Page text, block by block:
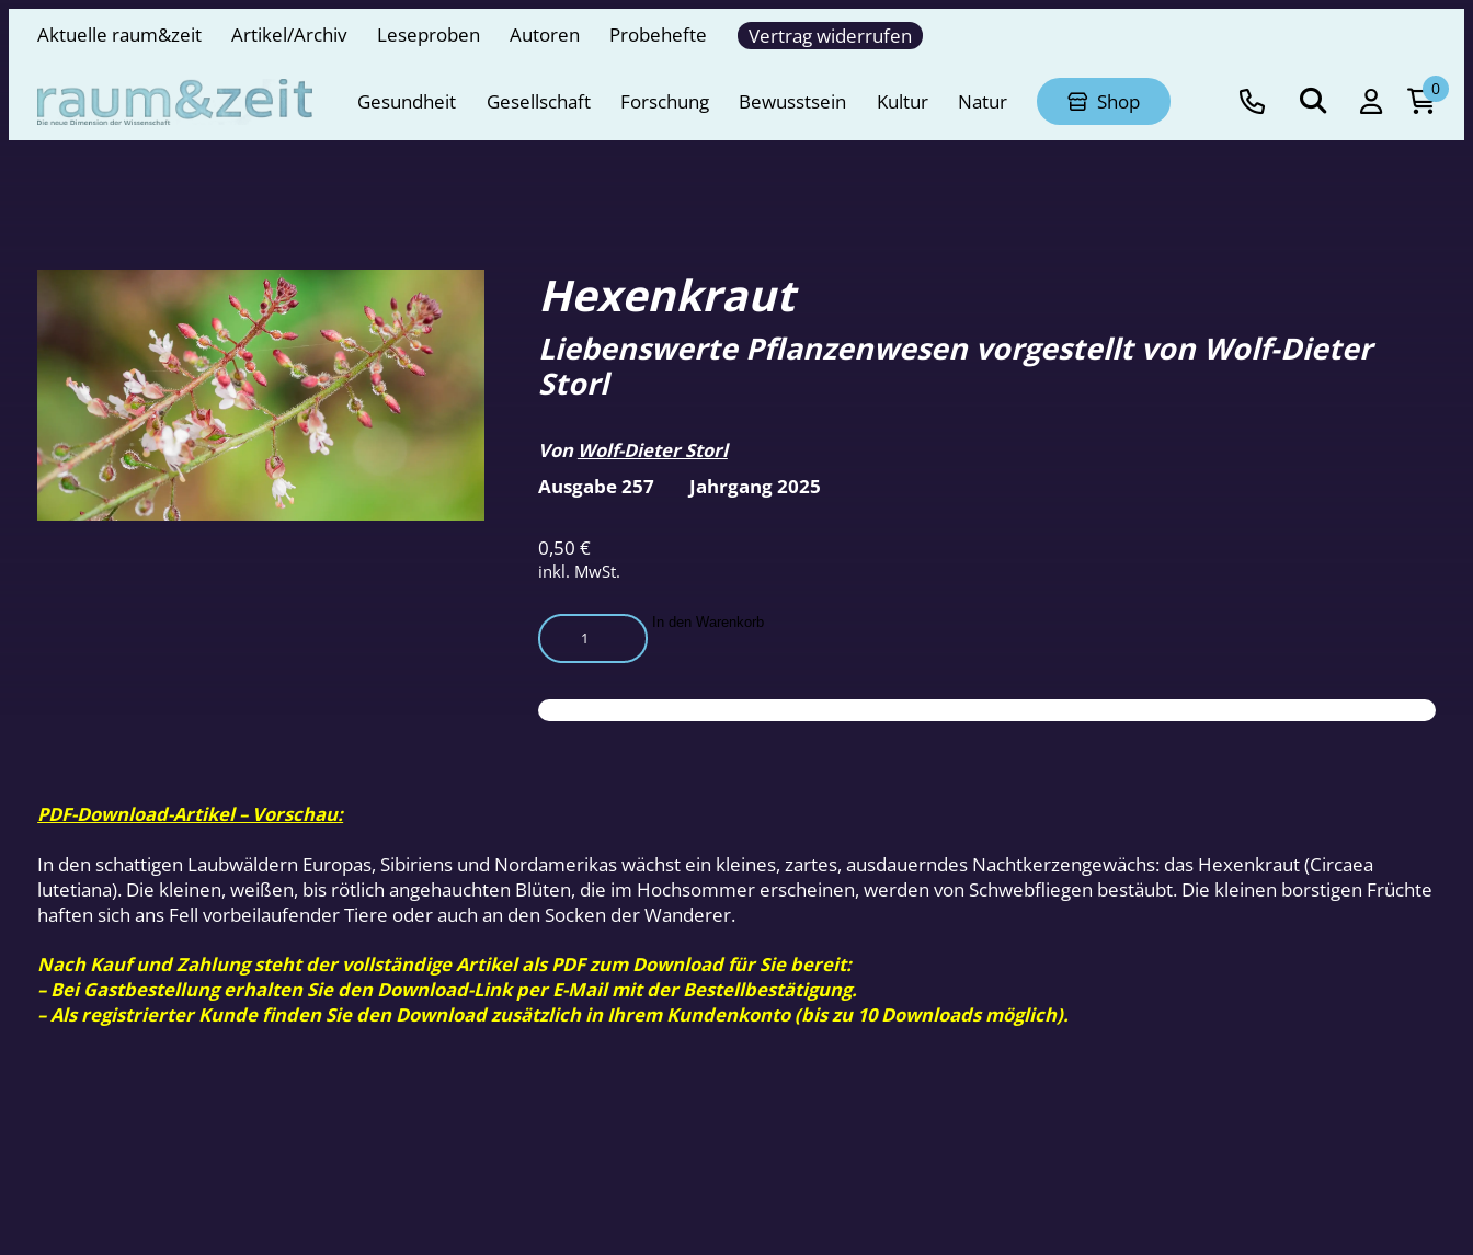
Aktuelle raum&zeit Artikel/Archiv Leseproben Autoren Probehefte Vertrag widerrufen
Gesundheit Gesellschaft Forschung Bewusstsein Kultur Natur Shop
0
Hexenkraut
0,50 €
inkl. MwSt.
Liebenswerte Pflanzenwesen vorgestellt von Wolf-Dieter
Storl
Von Wolf-Dieter Storl
Hexenkraut
Menge
In den Warenkorb
Ausgabe 257 Jahrgang 2025
PDF-Download-Artikel – Vorschau:
In den schattigen Laubwäldern Europas, Sibiriens und Nordamerikas wächst ein kleines, zartes, ausdauerndes Nachtkerzengewächs: das Hexenkraut (Circaea
lutetiana). Die kleinen, weißen, bis rötlich angehauchten Blüten, die im Hochsommer erscheinen, werden von Schwebfliegen bestäubt. Die kleinen borstigen Früchte
haften sich ans Fell vorbeilaufender Tiere oder auch an den Socken der Wanderer.
Nach Kauf und Zahlung steht der vollständige Artikel als PDF zum Download für Sie bereit:
– Bei Gastbestellung erhalten Sie den Download-Link per E-Mail mit der Bestellbestätigung.
– Als registrierter Kunde finden Sie den Download zusätzlich in Ihrem Kundenkonto (bis zu 10 Downloads möglich).